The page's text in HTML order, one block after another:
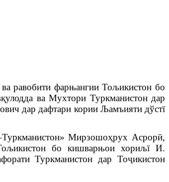
равобити фарњангии Тољикистон бо
қулодда ва Мухтори Туркманистон дар
дар дафтари кории Љамъияти дўстї
Мирзошоҳрух Асрорӣ,
бо кишварњои хориљї И.
Туркманистон дар Тоҷикистон